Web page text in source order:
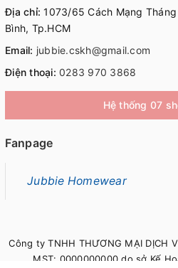
Địa chỉ: 1073/65 Cách Mạng
Bình, Tp.HCM
Email: jubbie.cskh@gmail.com
Điện thoại: 0283 970 3868
Hệ thống 07
Công ty TNHH THƯƠNG MẠI DỊCH
MST: 0000000000 do sở Kế
Fanpage
Jubbie Homewear